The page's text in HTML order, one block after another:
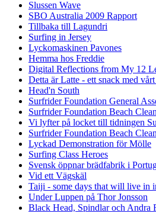
Slussen Wave
SBO Australia 2009 Rapport
Tillbaka till Lagundri
Surfing in Jersey
Lyckomaskinen Pavones
Hemma hos Freddie
Digital Reflections from My 12
Detta är Latte - ett snack med
Head'n South
Surfrider Foundation General
Surfrider Foundation Beach
Vi lyfter på locket till tidningen
Surfrider Foundation Beach
Lyckad Demonstration för Mölle
Surfing Class Heroes
Svensk öppnar brädfabrik i
Vid ett Vägskäl
Taiji - some days that will live in
Under Luppen på Thor Jonsson
Black Head, Spindlar och Andra